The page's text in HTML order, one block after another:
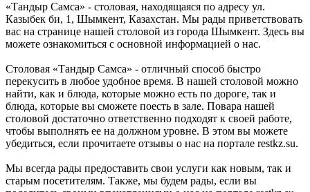
«Тандыр Самса» - столовая, находящаяся по адресу ул.
Казыбек би, 1, Шымкент, Казахстан. Мы рады приветствовать
вас на странице нашей столовой из города Шымкент. Здесь вы
можете ознакомиться с основной информацией о нас.
Столовая «Тандыр Самса» - отличный способ быстро
перекусить в любое удобное время. В нашей столовой можно
найти, как и блюда, которые можно есть по дороге, так и
блюда, которые вы сможете поесть в зале. Повара нашей
столовой достаточно ответственно подходят к своей работе,
чтобы выполнять ее на должном уровне. В этом вы можете
убедиться, если прочитаете отзывы о нас на портале restkz.su.
Мы всегда рады предоставить свои услуги как новым, так и
старым посетителям. Также, мы будем рады, если вы